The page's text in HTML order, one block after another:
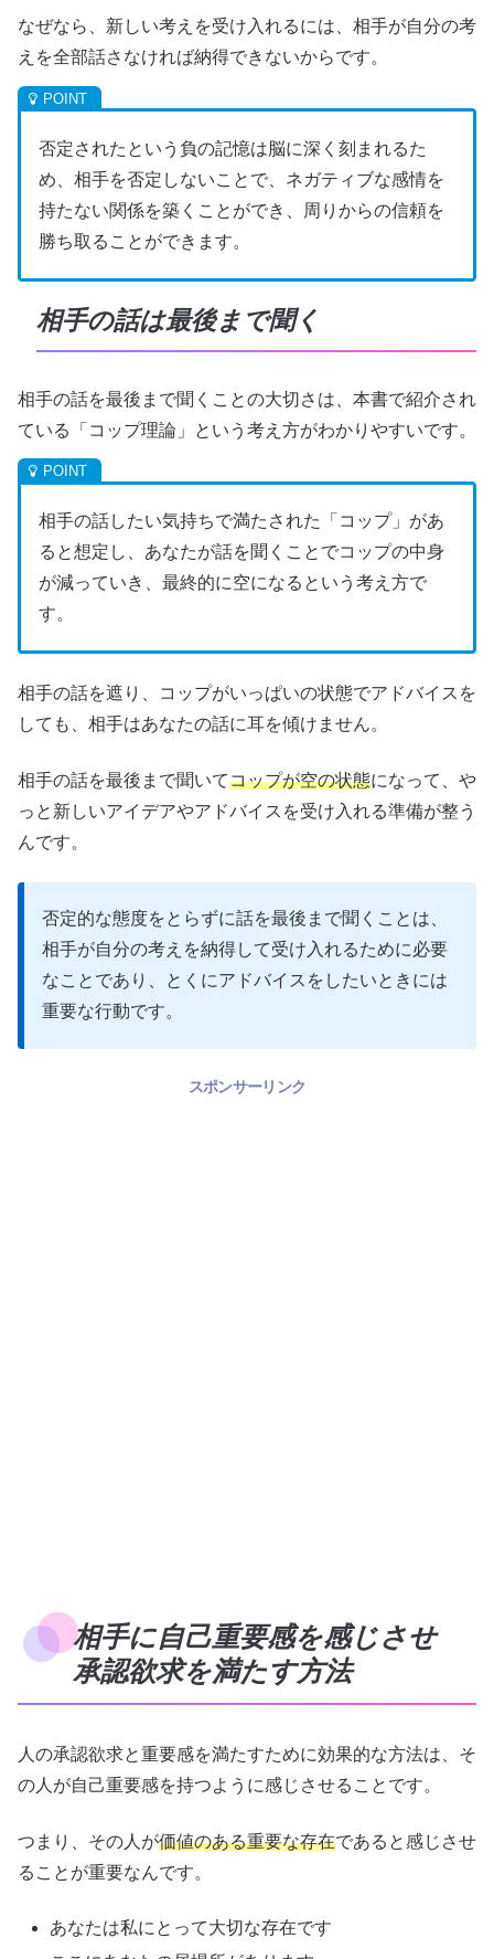
なぜなら、新しい考えを受け入れるには、相手が自分の考
えを全部話さなければ納得できないからです。
否定されたという負の記憶は脳に深く刻まれるた
め、相手を否定しないことで、ネガティブな感情を
持たない関係を築くことができ、周りからの信頼を
勝ち取ることができます。
相手の話は最後まで聞く
相手の話を最後まで聞くことの大切さは、本書で紹介され
ている「コップ理論」という考え方がわかりやすいです。
相手の話したい気持ちで満たされた「コップ」があ
ると想定し、あなたが話を聞くことでコップの中身
が減っていき、最終的に空になるという考え方で
す。
相手の話を遮り、コップがいっぱいの状態でアドバイスを
しても、相手はあなたの話に耳を傾けません。
相手の話を最後まで聞いてコップが空の状態になって、や
っと新しいアイデアやアドバイスを受け入れる準備が整う
んです。
否定的な態度をとらずに話を最後まで聞くことは、
相手が自分の考えを納得して受け入れるために必要
なことであり、とくにアドバイスをしたいときには
重要な行動です。
スポンサーリンク
相手に自己重要感を感じさせ
承認欲求を満たす方法
人の承認欲求と重要感を満たすために効果的な方法は、そ
の人が自己重要感を持つように感じさせることです。
つまり、その人が価値のある重要な存在であると感じさせ
ることが重要なんです。
あなたは私にとって大切な存在です